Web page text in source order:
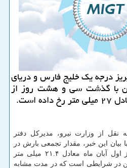
درجه یك خلیج فارس و دریای
از اول مهر تا ۸ آبان با گذشت سی و هشت روز از
است.
از وزارت نیرو، مدیركل دفتر
بیان این خبر، مقدار تجمعی بارش در
این حوضه را طی هشت روز اول آبان ماه معادل ۲۱.۴ میلی متر
در شرایطی است كه در مدت مشابه